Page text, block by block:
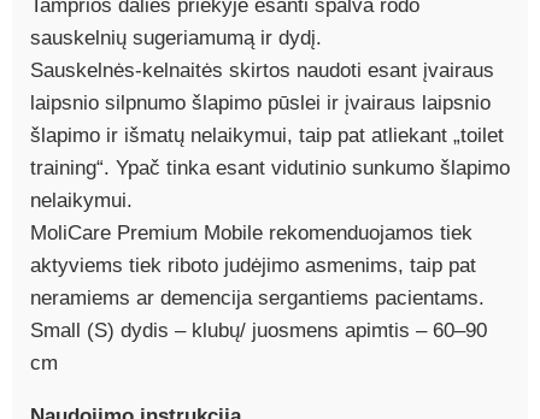
Tamprios dalies priekyje esanti spalva rodo
sauskelnių sugeriamumą ir dydį.
Sauskelnės-kelnaitės skirtos naudoti esant įvairaus
laipsnio silpnumo šlapimo pūslei ir įvairaus laipsnio
šlapimo ir išmatų nelaikymui, taip pat atliekant „toilet
training“. Ypač tinka esant vidutinio sunkumo šlapimo
nelaikymui.
MoliCare Premium Mobile rekomenduojamos tiek
aktyviems tiek riboto judėjimo asmenims, taip pat
neramiems ar demencija sergantiems pacientams.
Small (S) dydis – klubų/ juosmens apimtis – 60–90
cm